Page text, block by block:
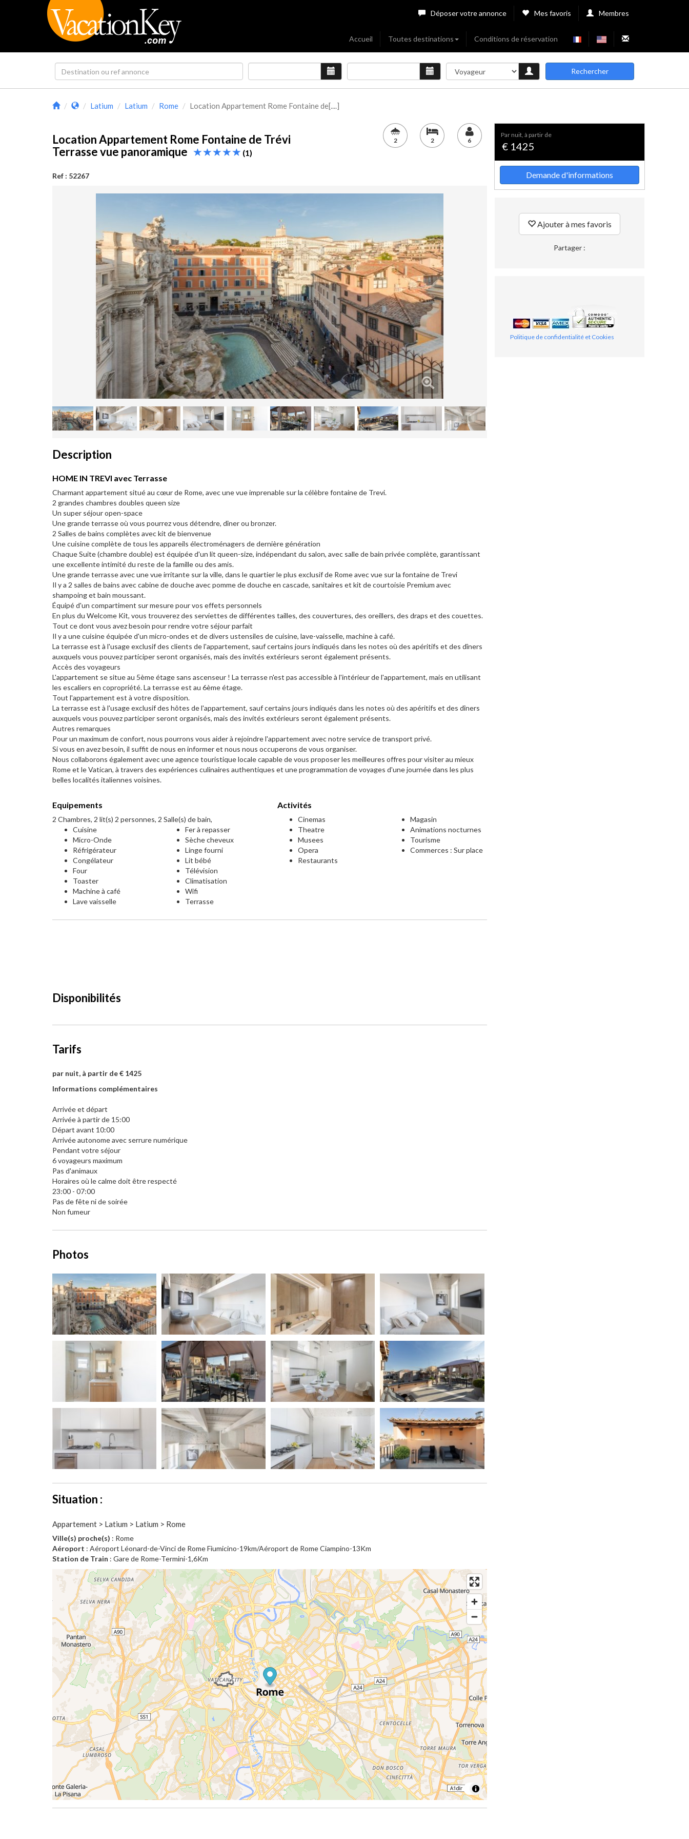
Déposer votre annonce Mes favoris Membres
Accueil Toutes destinations Conditions de réservation
Rechercher
Latium Latium Rome Location Appartement Rome Fontaine de[....]
Location Appartement Rome Fontaine de Trévi
Terrasse vue panoramique
(1)
Ref : 52267
2 2 6
Description
HOME IN TREVI avec Terrasse
Charmant appartement situé au cœur de Rome, avec une vue imprenable sur la célèbre fontaine de Trevi.
2 grandes chambres doubles queen size
Un super séjour open-space
Une grande terrasse où vous pourrez vous détendre, dîner ou bronzer.
2 Salles de bains complètes avec kit de bienvenue
Une cuisine complète de tous les appareils électroménagers de dernière génération
Chaque Suite (chambre double) est équipée d'un lit queen-size, indépendant du salon, avec salle de bain privée complète, garantissant
une excellente intimité du reste de la famille ou des amis.
Une grande terrasse avec une vue irritante sur la ville, dans le quartier le plus exclusif de Rome avec vue sur la fontaine de Trevi
Il y a 2 salles de bains avec cabine de douche avec pomme de douche en cascade, sanitaires et kit de courtoisie Premium avec
shampoing et bain moussant.
Équipé d'un compartiment sur mesure pour vos effets personnels
En plus du Welcome Kit, vous trouverez des serviettes de différentes tailles, des couvertures, des oreillers, des draps et des couettes.
Tout ce dont vous avez besoin pour rendre votre séjour parfait
Il y a une cuisine équipée d'un micro-ondes et de divers ustensiles de cuisine, lave-vaisselle, machine à café.
La terrasse est à l'usage exclusif des clients de l'appartement, sauf certains jours indiqués dans les notes où des apéritifs et des dîners
auxquels vous pouvez participer seront organisés, mais des invités extérieurs seront également présents.
Accès des voyageurs
L'appartement se situe au 5ème étage sans ascenseur ! La terrasse n'est pas accessible à l'intérieur de l'appartement, mais en utilisant
les escaliers en copropriété. La terrasse est au 6ème étage.
Tout l'appartement est à votre disposition.
La terrasse est à l'usage exclusif des hôtes de l'appartement, sauf certains jours indiqués dans les notes où des apéritifs et des dîners
auxquels vous pouvez participer seront organisés, mais des invités extérieurs seront également présents.
Autres remarques
Pour un maximum de confort, nous pourrons vous aider à rejoindre l'appartement avec notre service de transport privé.
Si vous en avez besoin, il suffit de nous en informer et nous nous occuperons de vous organiser.
Nous collaborons également avec une agence touristique locale capable de vous proposer les meilleures offres pour visiter au mieux
Rome et le Vatican, à travers des expériences culinaires authentiques et une programmation de voyages d'une journée dans les plus
belles localités italiennes voisines.
Equipements
2 Chambres, 2 lit(s) 2 personnes, 2 Salle(s) de bain,
Cuisine
Micro-Onde
Réfrigérateur
Congélateur
Four
Toaster
Machine à café
Lave vaisselle
Fer à repasser
Sèche cheveux
Linge fourni
Lit bébé
Télévision
Climatisation
Wifi
Terrasse
Activités
Cinemas
Theatre
Musees
Opera
Restaurants
Magasin
Animations nocturnes
Tourisme
Commerces : Sur place
Disponibilités
Tarifs
par nuit, à partir de € 1425
Informations complémentaires
Arrivée et départ
Arrivée à partir de 15:00
Départ avant 10:00
Arrivée autonome avec serrure numérique
Pendant votre séjour
6 voyageurs maximum
Pas d'animaux
Horaires où le calme doit être respecté
23:00 - 07:00
Pas de fête ni de soirée
Non fumeur
Photos
Situation :
Appartement > Latium > Latium > Rome
Ville(s) proche(s) : Rome
Aéroport : Aéroport Léonard-de-Vinci de Rome Fiumicino-19km/Aéroport de Rome Ciampino-13Km
Station de Train : Gare de Rome-Termini-1,6Km
par nuit, à partir de
€ 1425
Demande d'informations
Ajouter à mes favoris
Partager :
Politique de confidentialité et Cookies